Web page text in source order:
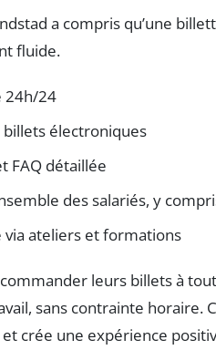
a compris qu’une
fluide.
24h/24
électroniques
FAQ détaillée
des salariés, y
ateliers et formations
leurs billets à
sans contrainte horaire.
crée une expérience